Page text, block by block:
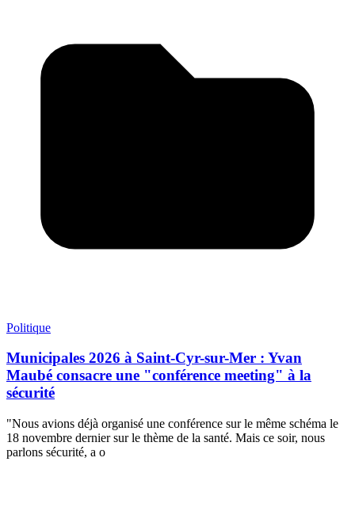
Politique
Municipales 2026 à Saint-Cyr-sur-Mer : Yvan
Maubé consacre une "conférence meeting" à la
sécurité
"Nous avions déjà organisé une conférence sur le même schéma le
18 novembre dernier sur le thème de la santé. Mais ce soir, nous
parlons sécurité, a o